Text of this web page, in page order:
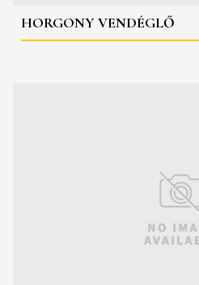
HORGONY VENDÉGLŐ